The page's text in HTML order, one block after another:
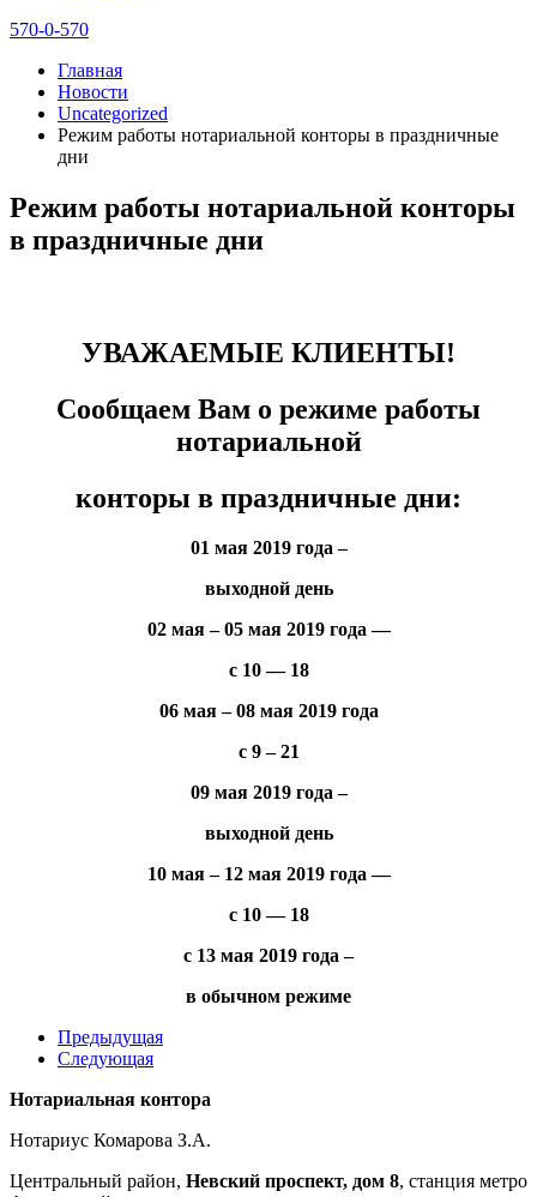
570-0-570
Главная
Новости
Uncategorized
Режим работы нотариальной конторы в праздничные
дни
Режим работы нотариальной конторы
в праздничные дни
УВАЖАЕМЫЕ КЛИЕНТЫ!
Сообщаем Вам о режиме работы
нотариальной
конторы в праздничные дни:
01 мая 2019 года –
выходной день
02 мая – 05 мая 2019 года —
с 10 — 18
06 мая – 08 мая 2019 года
с 9 – 21
09 мая 2019 года –
выходной день
10 мая – 12 мая 2019 года —
с 10 — 18
с 13 мая 2019 года –
в обычном режиме
Предыдущая
Следующая
Нотариальная контора
Нотариус Комарова З.А.
Центральный район, Невский проспект, дом 8, станция метро